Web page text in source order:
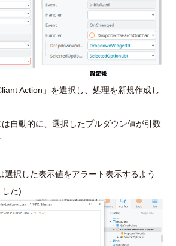
Action」を選択し、処理を新規作成し
自動的に、選択したプルダウン値が引数
択した表示値をアラート表示するよう
た)